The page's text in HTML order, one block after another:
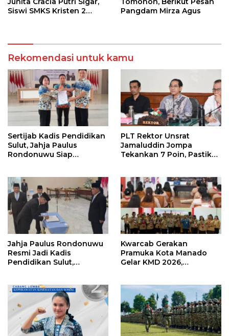
Siswi SMKS Kristen 2
Pangdam Mirza Agus
Rekomendasi untuk kamu
Sertijab Kadis Pendidikan
Sulut, Jahja Paulus
Rondonuwu Siap
PLT Rektor Unsrat
Jamaluddin Jompa
Tekankan 7 Poin, Pastikan
Jahja Paulus Rondonuwu
Resmi Jadi Kadis
Pendidikan Sulut,
Kwarcab Gerakan
Pramuka Kota Manado
Gelar KMD 2026,
Pramuka